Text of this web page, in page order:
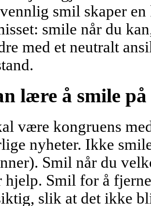
smil skaper
smile når du
med et neutralt
lære å smile
være kongruens
nyheter. Ikke
Smil når du
hjelp. Smil for å
slik at det ikke